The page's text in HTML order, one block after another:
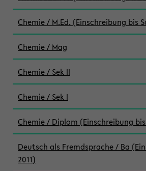
Chemie / M.Ed. (Einschreibung bis
Chemie / Mag
Chemie / Sek II
Chemie / Sek I
Chemie / Diplom (Einschreibung
Deutsch als Fremdsprache / Ba
2011)